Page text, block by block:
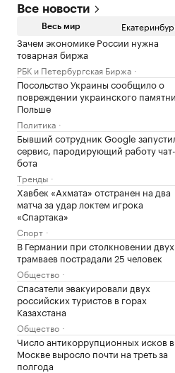
Все новости
Весь мир
Зачем экономике России нужна
товарная биржа
РБК и Петербургская Биржа
Посольство Украины сообщило о
повреждении украинского
Польше
Политика
Бывший сотрудник Google
сервис, пародирующий работу чат-
бота
Тренды
Хавбек «Ахмата» отстранен на два
матча за удар локтем игрока
«Спартака»
Спорт
В Германии при столкновении двух
трамваев пострадали 25 человек
Общество
Спасатели эвакуировали двух
российских туристов в горах
Казахстана
Общество
Число антикоррупционных исков в
Москве выросло почти на треть за
полгода